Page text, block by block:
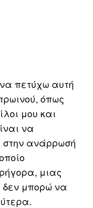
πετύχω αυτή
όπως
μου και
να
ανάρρωσή
μιας
δεν μπορώ να